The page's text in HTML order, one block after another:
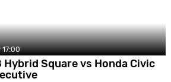
17:00
Hybrid Square vs Honda Civic